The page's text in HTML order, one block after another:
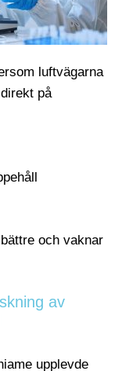
luftvägarna
på
och vaknar
av
upplevde